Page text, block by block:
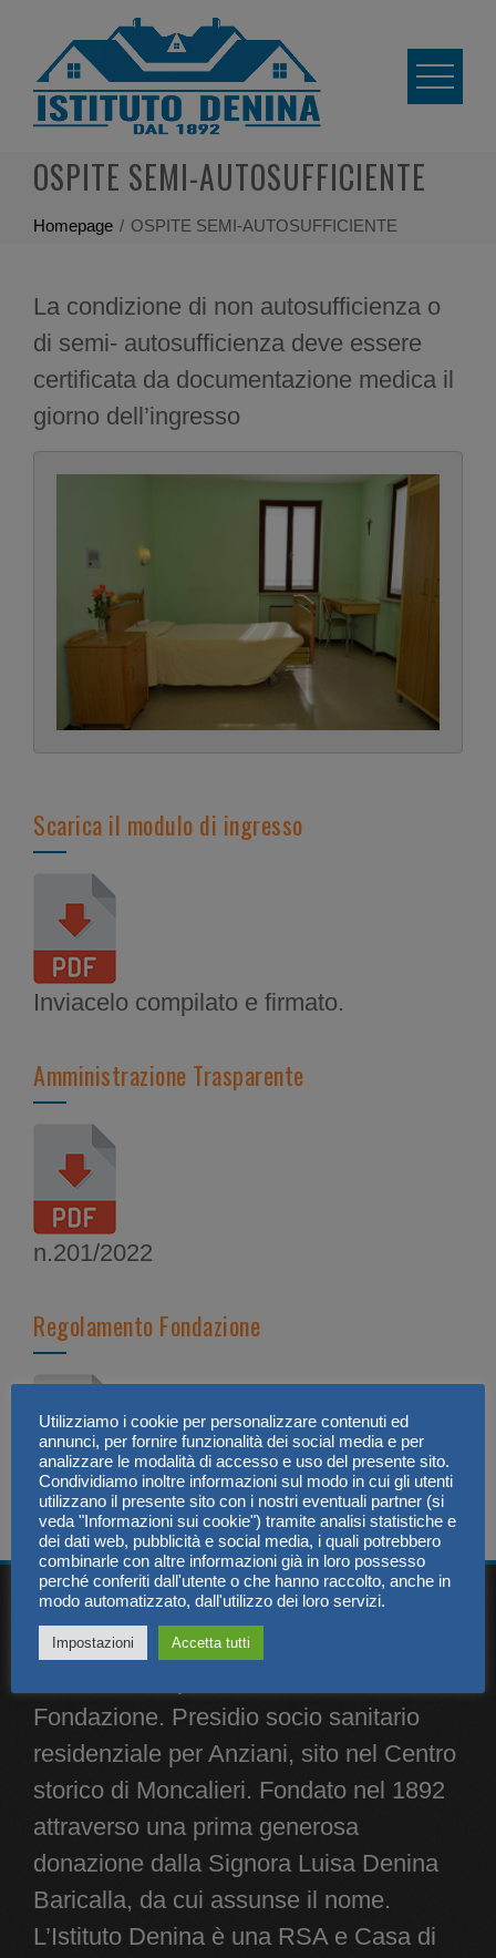
content
OSPITE SEMI-AUTOSUFFICIENTE
Homepage OSPITE SEMI-AUTOSUFFICIENTE
La condizione di non autosufficienza o
di semi- autosufficienza deve essere
certificata da documentazione medica il
giorno dell’ingresso
Scarica il modulo di ingresso
Inviacelo compilato e firmato.
Amministrazione Trasparente
n.201/2022
Regolamento Fondazione
Leggi il regolamento.
CHI SIAMO
Fondazione. Presidio socio sanitario
residenziale per Anziani, sito nel Centro
storico di Moncalieri. Fondato nel 1892
attraverso una prima generosa
donazione dalla Signora Luisa Denina
Baricalla, da cui assunse il nome.
L’Istituto Denina è una RSA e Casa di
Utilizziamo i cookie per personalizzare contenuti ed
annunci, per fornire funzionalità dei social media e per
analizzare le modalità di accesso e uso del presente sito.
Condividiamo inoltre informazioni sul modo in cui gli utenti
utilizzano il presente sito con i nostri eventuali partner (si
veda "Informazioni sui cookie") tramite analisi statistiche e
dei dati web, pubblicità e social media, i quali potrebbero
combinarle con altre informazioni già in loro possesso
perché conferiti dall'utente o che hanno raccolto, anche in
modo automatizzato, dall'utilizzo dei loro servizi.
Impostazioni Accetta tutti